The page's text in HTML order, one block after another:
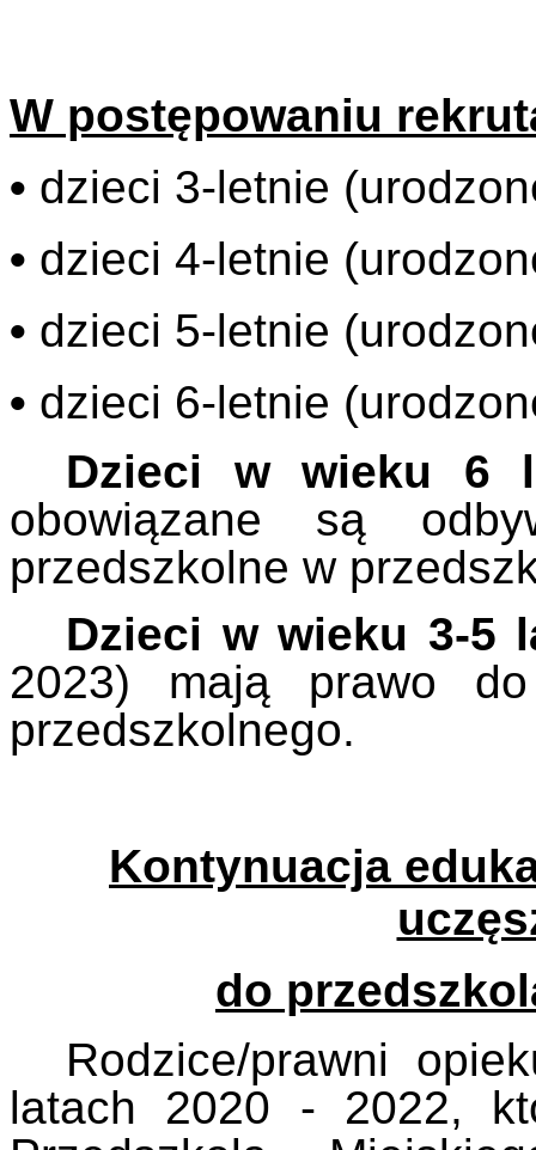
W postępowaniu
• dzieci 3-letnie
• dzieci 4-letnie
• dzieci 5-letnie
• dzieci 6-letnie
Dzieci w wieku
obowiązane są
przedszkolne w
Dzieci w wieku 3-5
2023) mają prawo
przedszkolnego.
Kontynuacja
do
Rodzice/prawni
latach 2020 - 2022,